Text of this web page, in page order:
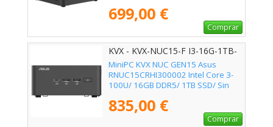
699,00 €
Comprar
KVX - KVX-NUC15-F I3-16G-1TB-
SSD
MiniPC KVX NUC GEN15 Asus
RNUC15CRHI300002 Intel Core 3-
100U/ 16GB DDR5/ 1TB SSD/ Sin
835,00 €
Comprar